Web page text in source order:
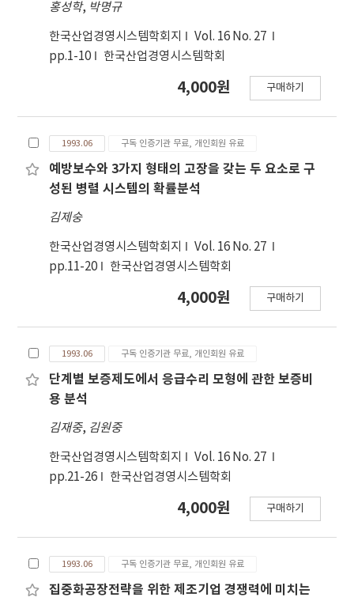
홍성학, 박명규
한국산업경영시스템학회지
Vol. 16 No. 27
pp.1-10
한국산업경영시스템학회
4,000원 구매하기
1993.06 구독 인증기관 무료, 개인회원 유료
예방보수와 3가지 형태의 고장을 갖는 두 요소로 구
성된 병렬 시스템의 확률분석
김제숭
한국산업경영시스템학회지
Vol. 16 No. 27
pp.11-20
한국산업경영시스템학회
4,000원 구매하기
1993.06 구독 인증기관 무료, 개인회원 유료
단계별 보증제도에서 응급수리 모형에 관한 보증비
용 분석
김재중, 김원중
한국산업경영시스템학회지
Vol. 16 No. 27
pp.21-26
한국산업경영시스템학회
4,000원 구매하기
1993.06 구독 인증기관 무료, 개인회원 유료
집중화공장전략을 위한 제조기업 경쟁력에 미치는